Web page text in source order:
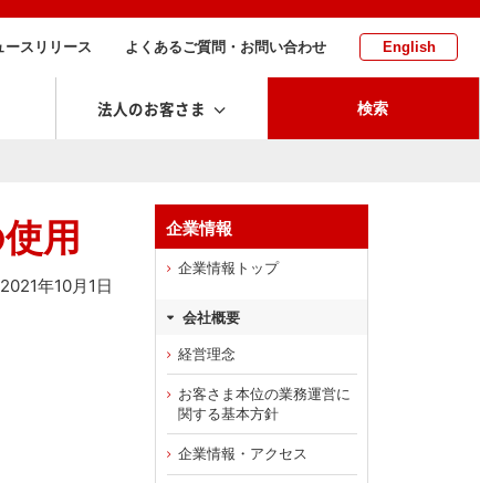
ースリリース よくあるご質問・お問い合わせ English
法人のお客さま 検索
用
2021年10月1日
企業情報
企業情報トップ
会社概要
経営理念
お客さま本位の業務運営に
関する基本方針
企業情報・アクセス